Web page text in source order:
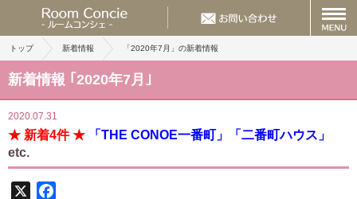
トップ 新着情報 「2020年7月」の新着情報
新着情報 ｢2020年7月｣
2020.07.31
★ 新着4件 ★
「THE CONOE一番町」「二番町ハウス」
etc.